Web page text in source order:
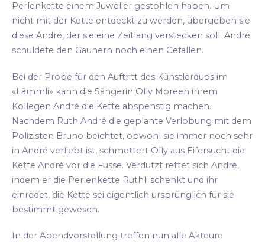
Perlenkette einem Juwelier gestohlen haben. Um
nicht mit der Kette entdeckt zu werden, übergeben sie
diese André, der sie eine Zeitlang verstecken soll. André
schuldete den Gaunern noch einen Gefallen.
Bei der Probe für den Auftritt des Künstlerduos im
«Lämmli» kann die Sängerin Olly Moreen ihrem
Kollegen André die Kette abspenstig machen.
Nachdem Ruth André die geplante Verlobung mit dem
Polizisten Bruno beichtet, obwohl sie immer noch sehr
in André verliebt ist, schmettert Olly aus Eifersucht die
Kette André vor die Füsse. Verdutzt rettet sich André,
indem er die Perlenkette Ruthli schenkt und ihr
einredet, die Kette sei eigentlich ursprünglich für sie
bestimmt gewesen.
In der Abendvorstellung treffen nun alle Akteure